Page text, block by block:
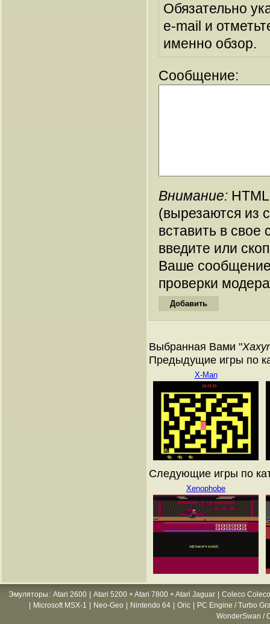
Обязательно
e-mail и
именно обзор.
Сообщение:
Внимание:
(вырезаются из
вставить в
введите или
Ваше
проверки
Выбранная Вами "
Предыдущие игры по
X-Man
Следующие игры по
Xenophobe
Эмуляторы : Atari 2600 Atari 5200 + Atari 7800 + Atari Jaguar
Coleco
Microsoft MSX-1 Neo-Geo Nintendo 64 Oric
PC Engine / Turbo
WonderSwan /